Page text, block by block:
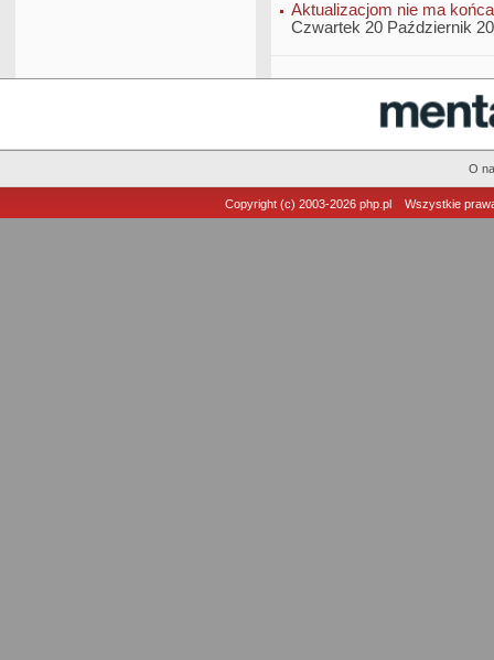
Aktualizacjom nie ma końca
Czwartek 20 Październik
O
Copyright (c) 2003-2026 php.plWszystkie